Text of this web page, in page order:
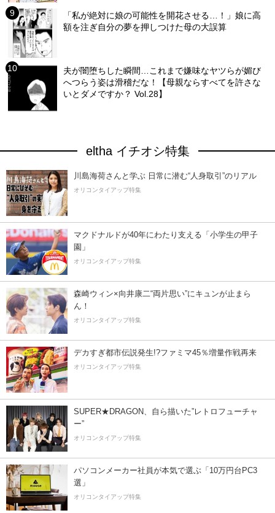
「私が絶対に娘の可能性を開花させる…！」娘に高
額を注ぎ自分の夢を押しつけた母の大誤算
夫が闇堕ちした瞬間…これまで嫌味なヤツらが媚び
へつらう姿は滑稽だな！【母親ならすべてを許さな
いとダメですか？ Vol.28】
eltha イチオシ特集
川島海荷さんと学ぶ 日常に潜む“人身取引”のリアル
オリコンタイアップ特集
マクドナルドが40年にわたり支える「小学生の甲子
園」
オリコンタイアップ特集
森崎ウィン×向井康二“両片思い”にキュンが止まら
ん！
オリコンタイアップ特集
デカすぎ都市伝説発生!?ファミマ45％増量作戦再来
オリコンタイアップ特集
SUPER★DRAGON、自ら描いた”レトロフューチャ
ー”
オリコンタイアップ特集
パソコンメーカー社員が本気で選ぶ「10万円台PC3
選」
オリコンタイアップ特集